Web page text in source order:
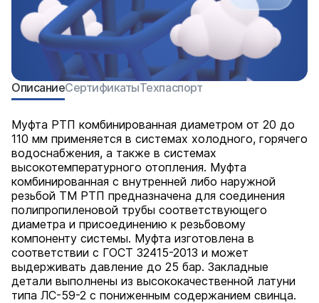
ОписаниеСертификатыТехпаспорт
Муфта РТП комбинированная диаметром от 20 до
110 мм применяется в системах холодного, горячего
водоснабжения, а также в системах
высокотемпературного отопления. Муфта
комбинированная с внутренней либо наружной
резьбой ТМ РТП предназначена для соединения
полипропиленовой трубы соответствующего
диаметра и присоединению к резьбовому
компоненту системы. Муфта изготовлена в
соответствии с ГОСТ 32415-2013 и может
выдерживать давление до 25 бар. Закладные
детали выполнены из высококачественной латуни
типа ЛС-59-2 с пониженным содержанием свинца.